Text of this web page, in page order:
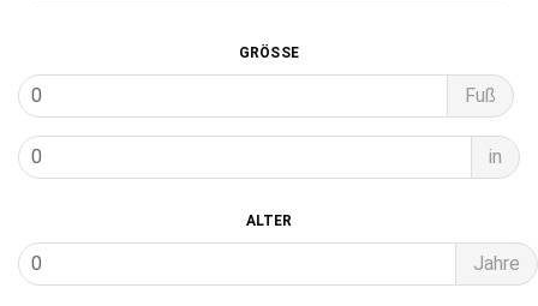
- Caliper
GRÖSSE
Fuß
in
ALTER
Jahre